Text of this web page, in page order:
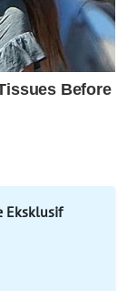
Eksklusif